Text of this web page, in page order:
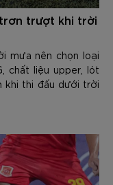
trượt khi trời
mưa nên chọn loại
chất liệu upper, lót
khi thi đấu dưới trời